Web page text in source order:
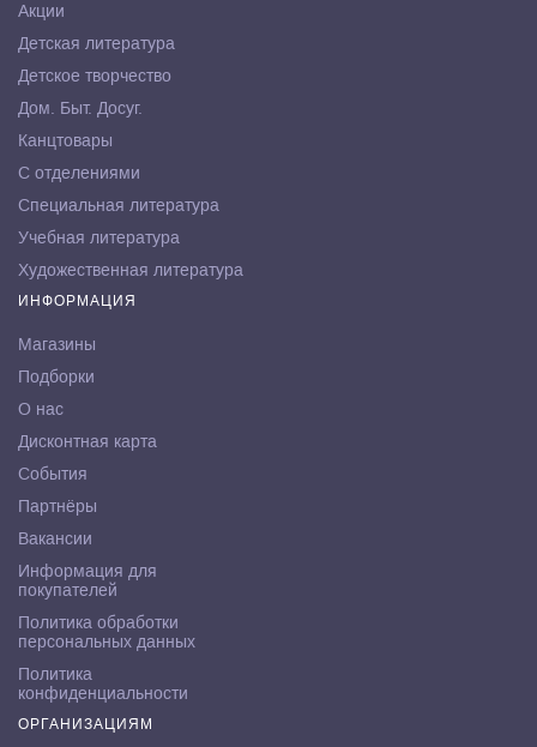
Акции
Детская литература
Детское творчество
Дом. Быт. Досуг.
Канцтовары
С отделениями
Специальная литература
Учебная литература
Художественная литература
ИНФОРМАЦИЯ
Магазины
Подборки
О нас
Дисконтная карта
События
Партнёры
Вакансии
Информация для
покупателей
Политика обработки
персональных данных
Политика
конфиденциальности
ОРГАНИЗАЦИЯМ